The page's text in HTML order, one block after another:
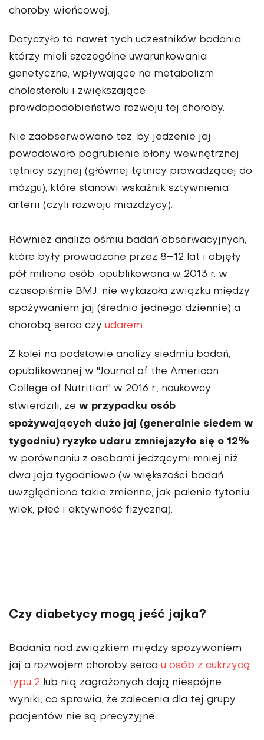
choroby wieńcowej.
Dotyczyło to nawet tych uczestników badania,
którzy mieli szczególne uwarunkowania
genetyczne, wpływające na metabolizm
cholesterolu i zwiększające
prawdopodobieństwo rozwoju tej choroby.
Nie zaobserwowano też, by jedzenie jaj
powodowało pogrubienie błony wewnętrznej
tętnicy szyjnej (głównej tętnicy prowadzącej do
mózgu), które stanowi wskaźnik sztywnienia
arterii (czyli rozwoju miażdżycy).
Również analiza ośmiu badań obserwacyjnych,
które były prowadzone przez 8–12 lat i objęły
pół miliona osób, opublikowana w 2013 r. w
czasopiśmie BMJ, nie wykazała związku między
spożywaniem jaj (średnio jednego dziennie) a
chorobą serca czy udarem.
Z kolei na podstawie analizy siedmiu badań,
opublikowanej w "Journal of the American
College of Nutrition" w 2016 r., naukowcy
stwierdzili, że w przypadku osób
spożywających dużo jaj (generalnie siedem w
tygodniu) ryzyko udaru zmniejszyło się o 12%
w porównaniu z osobami jedzącymi mniej niż
dwa jaja tygodniowo (w większości badań
uwzględniono takie zmienne, jak palenie tytoniu,
wiek, płeć i aktywność fizyczna).
Czy diabetycy mogą jeść jajka?
Badania nad związkiem między spożywaniem
jaj a rozwojem choroby serca u osób z cukrzycą
typu 2 lub nią zagrożonych dają niespójne
wyniki, co sprawia, że zalecenia dla tej grupy
pacjentów nie są precyzyjne.